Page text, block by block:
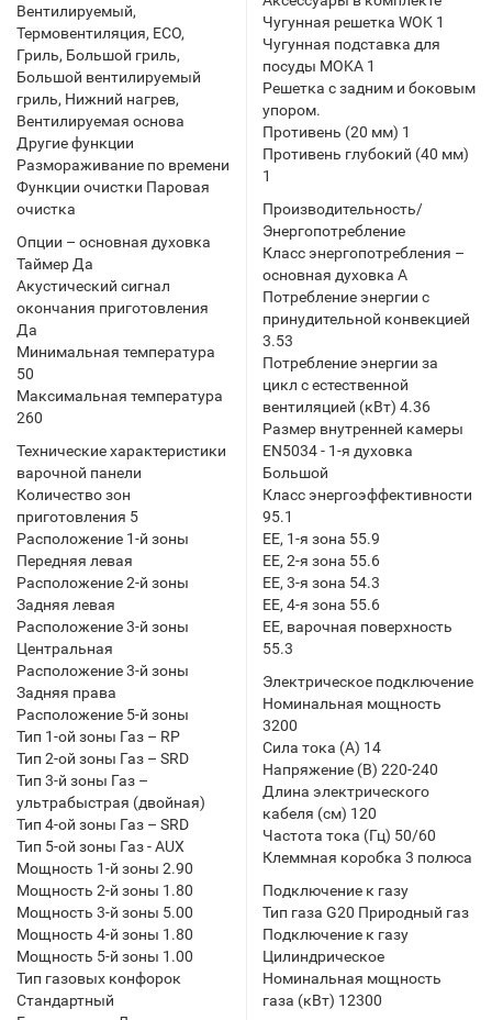
Вентилируемый,
Термовентиляция, ECO,
Гриль, Большой гриль,
Большой вентилируемый
гриль, Нижний нагрев,
Вентилируемая основа
Другие функции
Размораживание по времени
Функции очистки Паровая
очистка
Опции – основная духовка
Таймер Да
Акустический сигнал
окончания приготовления
Да
Минимальная температура
50
Максимальная температура
260
Технические характеристики
варочной панели
Количество зон
приготовления 5
Расположение 1-й зоны
Передняя левая
Расположение 2-й зоны
Задняя левая
Расположение 3-й зоны
Центральная
Расположение 3-й зоны
Задняя права
Расположение 5-й зоны
Тип 1-ой зоны Газ – RP
Тип 2-ой зоны Газ – SRD
Тип 3-й зоны Газ –
ультрабыстрая (двойная)
Тип 4-ой зоны Газ – SRD
Тип 5-ой зоны Газ - AUX
Мощность 1-й зоны 2.90
Мощность 2-й зоны 1.80
Мощность 3-й зоны 5.00
Мощность 4-й зоны 1.80
Мощность 5-й зоны 1.00
Тип газовых конфорок
Стандартный
Чугунная решетка WOK 1
Чугунная подставка для
посуды MOKA 1
Решетка с задним и боковым
упором.
Противень (20 мм) 1
Противень глубокий (40 мм)
1
Производительность/
Энергопотребление
Класс энергопотребления –
основная духовка A
Потребление энергии с
принудительной конвекцией
3.53
Потребление энергии за
цикл с естественной
вентиляцией (кВт) 4.36
Размер внутренней камеры
EN5034 - 1-я духовка
Большой
Класс энергоэффективности
95.1
EE, 1-я зона 55.9
EE, 2-я зона 55.6
EE, 3-я зона 54.3
EE, 4-я зона 55.6
EE, варочная поверхность
55.3
Электрическое подключение
Номинальная мощность
3200
Сила тока (А) 14
Напряжение (В) 220-240
Длина электрического
кабеля (см) 120
Частота тока (Гц) 50/60
Клеммная коробка 3 полюса
Подключение к газу
Тип газа G20 Природный газ
Подключение к газу
Цилиндрическое
Номинальная мощность
газа (кВт) 12300